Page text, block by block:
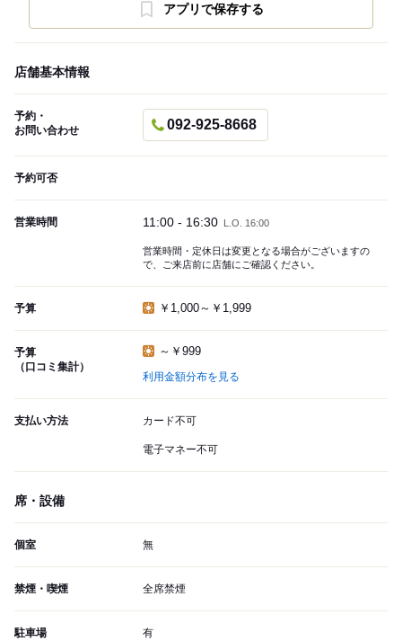
アプリで保存する
店舗基本情報
予約・
お問い合わせ
092-925-8668
予約可否
営業時間 11:00 - 16:30 L.O. 16:00
営業時間・定休日は変更となる場合がございますの
で、ご来店前に店舗にご確認ください。
予算 ￥1,000～￥1,999
予算
（口コミ集計）
～￥999
利用金額分布を見る
支払い方法 カード不可
電子マネー不可
席・設備
個室 無
禁煙・喫煙 全席禁煙
駐車場 有